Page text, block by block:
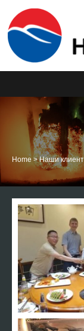
Home >Наши